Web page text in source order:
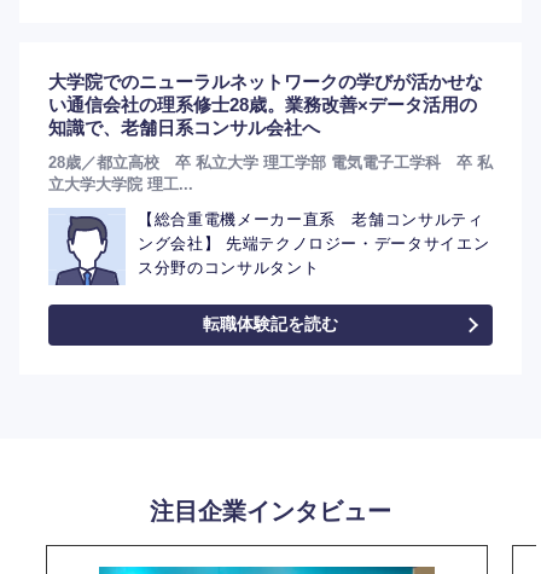
大学院でのニューラルネットワークの学びが活かせな
い通信会社の理系修士28歳。業務改善×データ活用の
知識で、老舗日系コンサル会社へ
28歳／都立高校 卒 私立大学 理工学部 電気電子工学科 卒 私
立大学大学院 理工...
【総合重電機メーカー直系 老舗コンサルティ
ング会社】 先端テクノロジー・データサイエン
ス分野のコンサルタント
転職体験記を読む
注目企業インタビュー